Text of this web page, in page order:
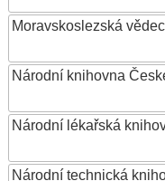
Moravskoslezská
Národní knihovna
Národní lékařská
Národní technická